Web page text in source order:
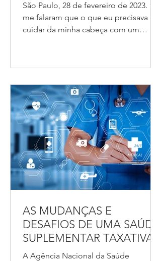
São Paulo, 28 de fevereiro de 2023. “Já
me falaram que o que eu precisava era
cuidar da minha cabeça com um
AS MUDANÇAS E
DESAFIOS DE UMA SAÚDE
SUPLEMENTAR TAXATIVA
A Agência Nacional da Saúde